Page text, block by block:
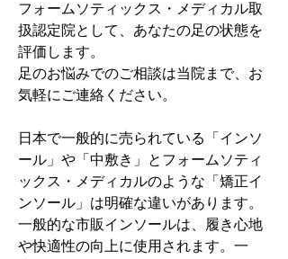
フォームソティックス・メディカル取
扱認定院として、あなたの足の状態を
評価します。
足のお悩みでのご相談は当院まで、お
気軽にご連絡ください。
日本で一般的に売られている「インソ
ール」や「中敷き」とフォームソティ
ックス・メディカルのような「矯正イ
ンソール」は明確な違いがあります。
一般的な市販インソールは、履き心地
や快適性の向上に使用されます。一